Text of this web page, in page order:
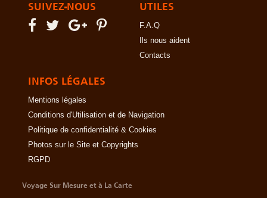
SUIVEZ-NOUS UTILES
F.A.Q
Ils nous aident
Contacts
INFOS LÉGALES
Mentions légales
Conditions d'Utilisation et de Navigation
Politique de confidentialité & Cookies
Photos sur le Site et Copyrights
RGPD
Voyage Sur Mesure et à La Carte